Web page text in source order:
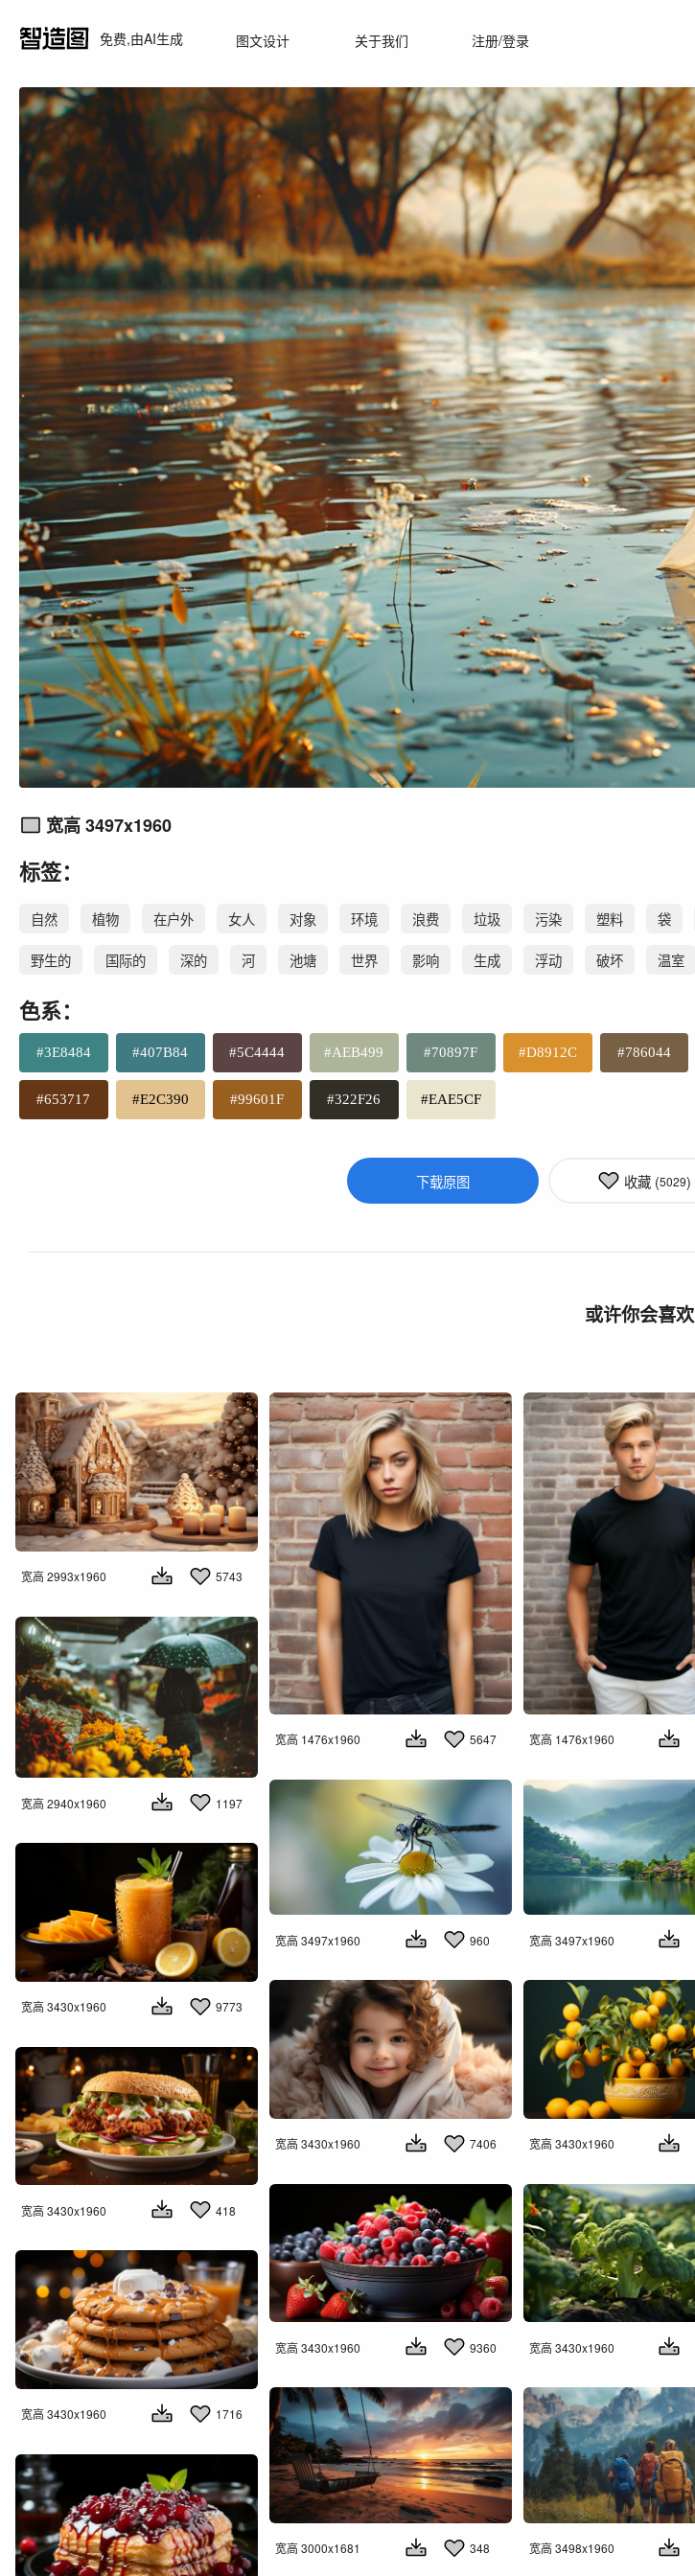
免费,由AI生成 图文设计 关于我们 注册/登录
宽高 3497x1960
标签：
自然 植物 在户外 女人 对象 环境 浪费 垃圾 污染 塑料 袋
野生的 国际的 深的 河 池塘 世界 影响 生成 浮动 破坏 温室
色系：
#3E8484 #407B84 #5C4444 #AEB499 #70897F #D8912C #786044
#653717 #E2C390 #99601F #322F26 #EAE5CF
下载原图 收藏 (5029)
或许你会喜欢
宽高 2993x1960 5743
宽高 1476x1960 5647 宽高 1476x1960
宽高 2940x1960 1197
宽高 3497x1960 960 宽高 3497x1960
宽高 3430x1960
9773
宽高 3430x1960 7406 宽高 3430x1960
宽高 3430x1960
418
宽高 3430x1960 9360 宽高 3430x1960
宽高 3430x1960
1716
宽高 3000x1681 348 宽高 3498x1960